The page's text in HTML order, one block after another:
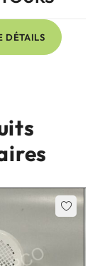
DÉTAILS